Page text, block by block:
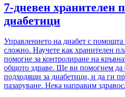
7-дневен хранителен
диабетици
Управлението на диабет с помощта
сложно. Научете как хранителен
помогне за контролиране на
общото здраве. Ще ви помогнем да
подходящи за диабетици, и да ги
пазаруване. Нека направим